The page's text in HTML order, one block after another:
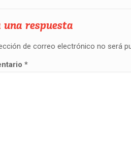
una respuesta
de correo electrónico no será
*